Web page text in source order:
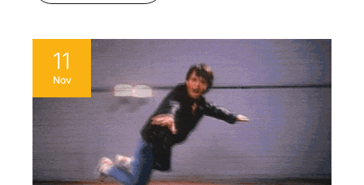
11
Nov